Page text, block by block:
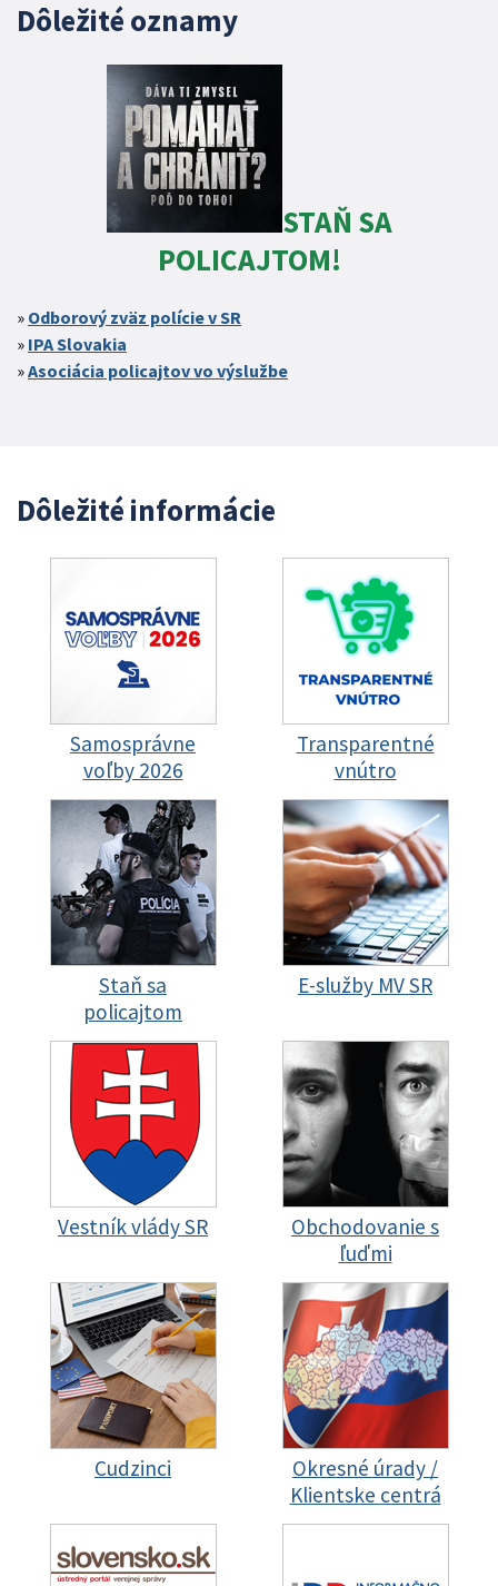
Dôležité oznamy
STAŇ SA
POLICAJTOM!
Odborový zväz polície v SR
IPA Slovakia
Asociácia policajtov vo výslužbe
Dôležité informácie
Samosprávne
voľby 2026
Transparentné
vnútro
Staň sa
policajtom
E-služby MV SR
Vestník vlády SR
Obchodovanie s
ľuďmi
Cudzinci
Okresné úrady /
Klientske centrá